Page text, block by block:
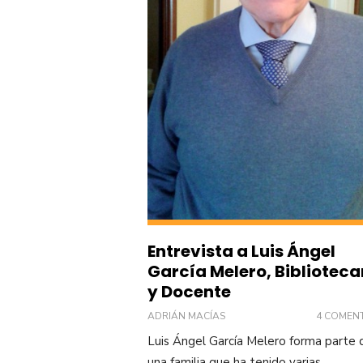
Entrevista a Luis Ángel
García Melero,
y Docente
ADRIÁN MACÍAS 4
Luis Ángel García Melero forma parte